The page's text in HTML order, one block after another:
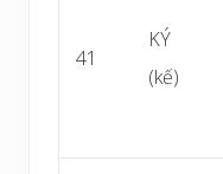
41
KÝ
(kế)